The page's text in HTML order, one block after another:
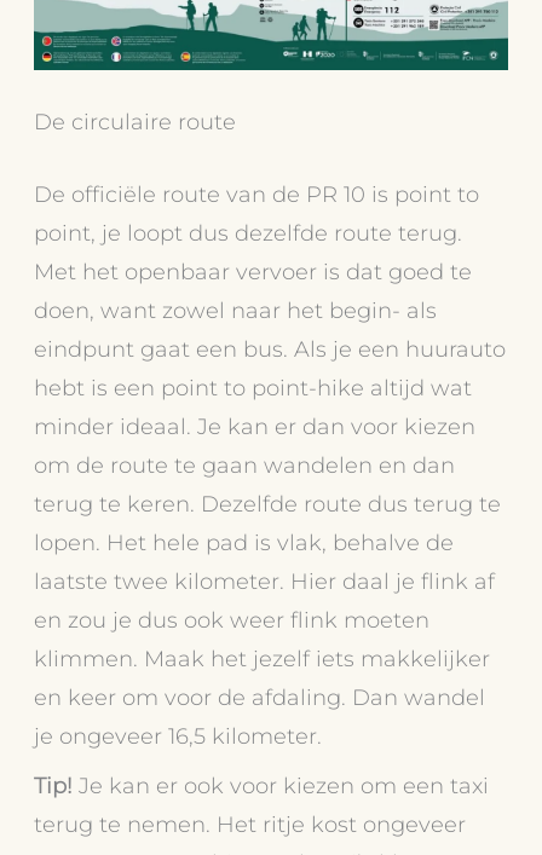
De circulaire route
De officiële route van de PR 10 is point to
point, je loopt dus dezelfde route terug.
Met het openbaar vervoer is dat goed te
doen, want zowel naar het begin- als
eindpunt gaat een bus. Als je een huurauto
hebt is een point to point-hike altijd wat
minder ideaal. Je kan er dan voor kiezen
om de route te gaan wandelen en dan
terug te keren. Dezelfde route dus terug te
lopen. Het hele pad is vlak, behalve de
laatste twee kilometer. Hier daal je flink af
en zou je dus ook weer flink moeten
klimmen. Maak het jezelf iets makkelijker
en keer om voor de afdaling. Dan wandel
je ongeveer 16,5 kilometer.
Tip!Je kan er ook voor kiezen om een taxi
terug te nemen. Het ritje kost ongeveer